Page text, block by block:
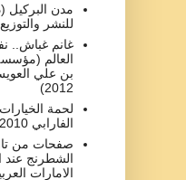
مدن البركيل
للنشر والتوزيع 2022)
غانم غباش..
العالم
بن علي
2012)
لحمة
الفارابي 2010)
صفحات من
الشطرنج عند
الامارات